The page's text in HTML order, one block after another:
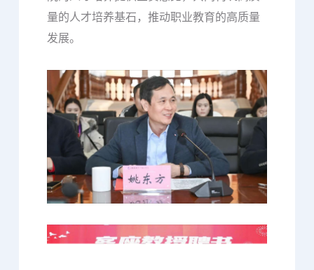
量的人才培养基石，推动职业教育的高质量
发展。